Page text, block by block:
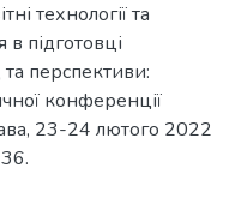
технології та
підготовці
та перспективи:
конференції
23-24 лютого 2022